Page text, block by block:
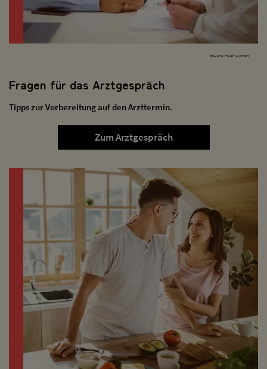
Novartis Pharma GmbH
Fragen für das Arztgespräch
Tipps zur Vorbereitung auf den Arzttermin.
Zum Arztgespräch